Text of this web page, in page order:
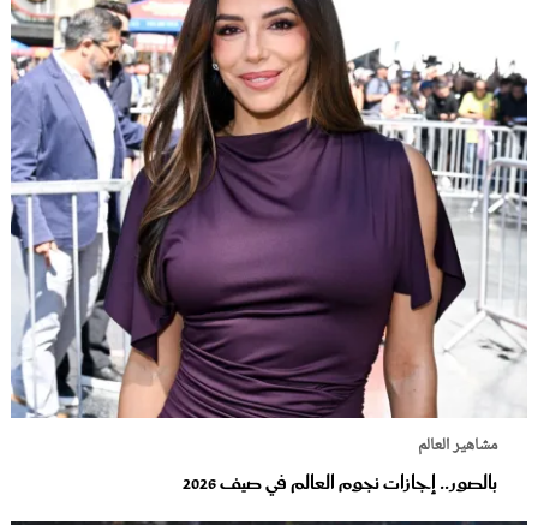
مشاهير العالم
بالصور.. إجازات نجوم العالم في صيف 2026